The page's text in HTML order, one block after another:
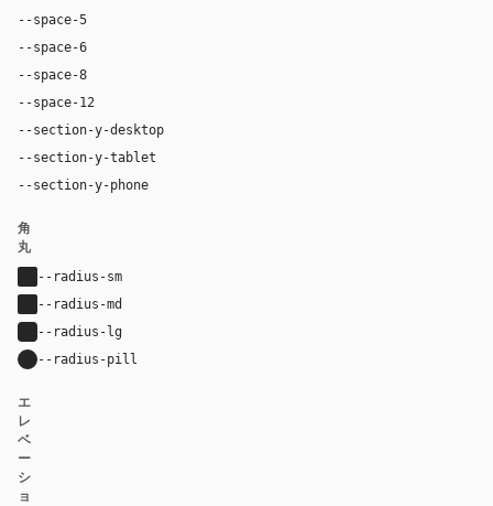
--space-5
--space-6
--space-8
--space-12
--section-y-desktop
--section-y-tablet
--section-y-phone
角
丸
--radius-sm
--radius-md
--radius-lg
--radius-pill
エ
レ
ベ
ー
シ
ョ